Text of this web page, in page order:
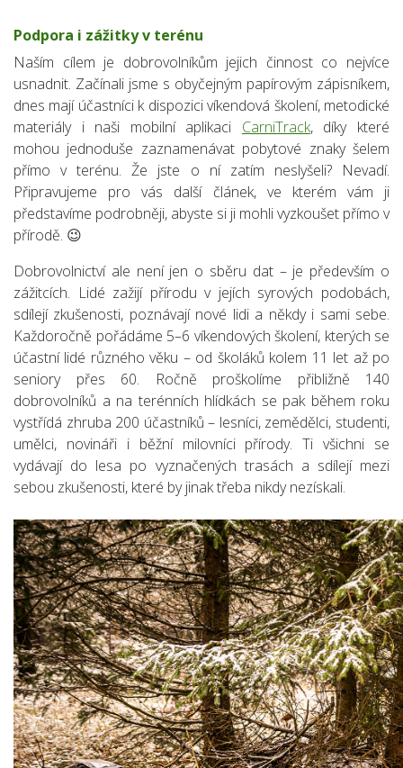
Podpora i zážitky v terénu
Naším cílem je dobrovolníkům jejich činnost co nejvíce
usnadnit. Začínali jsme s obyčejným papírovým zápisníkem,
dnes mají účastníci k dispozici víkendová školení, metodické
materiály i naši mobilní aplikaci CarniTrack, díky které
mohou jednoduše zaznamenávat pobytové znaky šelem
přímo v terénu. Že jste o ní zatím neslyšeli? Nevadí.
Připravujeme pro vás další článek, ve kterém vám ji
představíme podrobněji, abyste si ji mohli vyzkoušet přímo v
přírodě. 😉
Dobrovolnictví ale není jen o sběru dat – je především o
zážitcích. Lidé zažijí přírodu v jejích syrových podobách,
sdílejí zkušenosti, poznávají nové lidi a někdy i sami sebe.
Každoročně pořádáme 5–6 víkendových školení, kterých se
účastní lidé různého věku – od školáků kolem 11 let až po
seniory přes 60. Ročně proškolíme přibližně 140
dobrovolníků a na terénních hlídkách se pak během roku
vystřídá zhruba 200 účastníků – lesníci, zemědělci, studenti,
umělci, novináři i běžní milovníci přírody. Ti všichni se
vydávají do lesa po vyznačených trasách a sdílejí mezi
sebou zkušenosti, které by jinak třeba nikdy nezískali.